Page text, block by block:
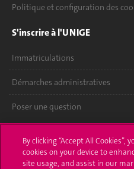
Politique et configuration des
S'inscrire à l'UNIGE
Immatriculations
Démarches administratives
Poser une question
UNIGE Mobile
By clicking “Accept All
cookies on your device to
site usage, and assist in our